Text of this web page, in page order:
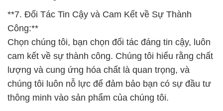
**7. Đối Tác Tin Cậy và Cam Kết về Sự Thành
Công:**
Chọn chúng tôi, bạn chọn đối tác đáng tin cậy, luôn
cam kết về sự thành công. Chúng tôi hiểu rằng chất
lượng và cung ứng hóa chất là quan trọng, và
chúng tôi luôn nỗ lực để đảm bảo bạn có sự đầu tư
thông minh vào sản phẩm của chúng tôi.